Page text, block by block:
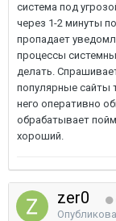
система под
через 1-2 минуты
пропадает
процессы
делать.
популярные сайты
него оперативно
обрабатывает
хороший.
zer0